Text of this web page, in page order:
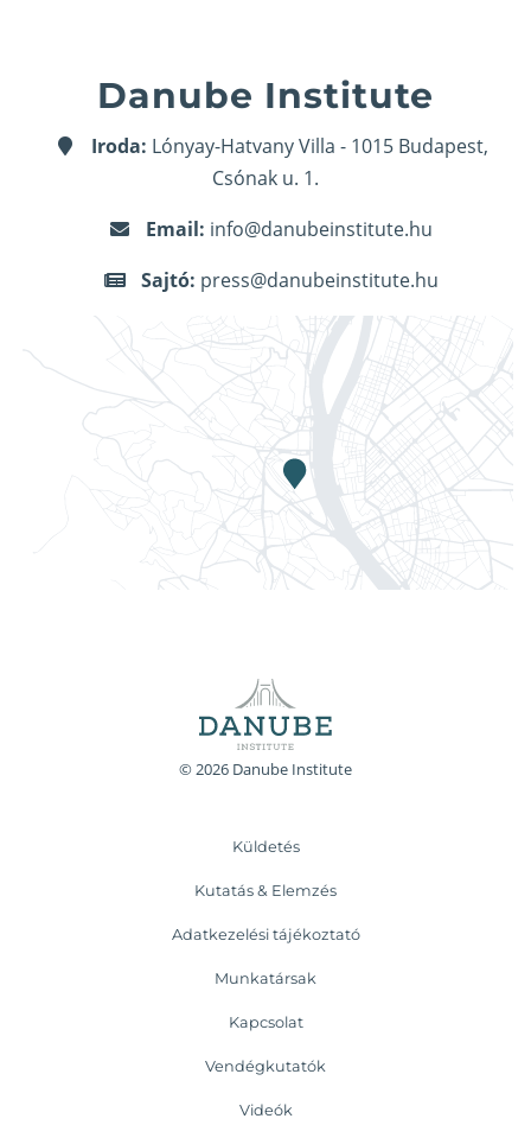
Danube Institute
Iroda: Lónyay-Hatvany Villa - 1015 Budapest,
Csónak u. 1.
Email: info@danubeinstitute.hu
Sajtó: press@danubeinstitute.hu
© 2026 Danube Institute
Küldetés
Kutatás & Elemzés
Adatkezelési tájékoztató
Munkatársak
Kapcsolat
Vendégkutatók
Videók